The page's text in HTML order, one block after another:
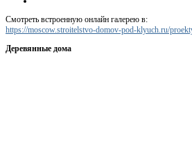
Смотреть встроенную онлайн галерею в:
https://moscow.stroitelstvo-domov-pod-klyuch.ru/
Деревянные дома